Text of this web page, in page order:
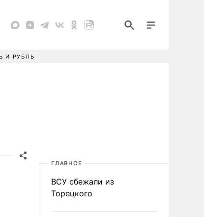
И РУБЛЬ
ГЛАВНОЕ
ВСУ сбежали из
Торецкого